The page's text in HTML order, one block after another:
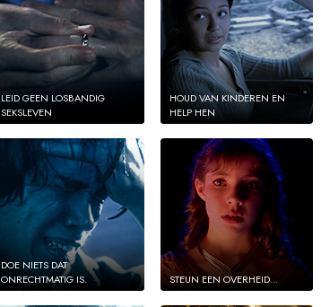
LEID GEEN LOSBANDIG
SEKSLEVEN
HOUD VAN KINDEREN EN
HELP HEN
DOE NIETS DAT
ONRECHTMATIG IS.
STEUN EEN OVERHEID...